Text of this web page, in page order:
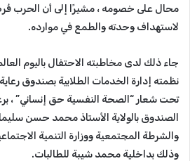
محال على خصومه ، مشيرًا إلى أن الحرب
لاستهداف وحدته والطمع في موارده.
جاء ذلك لدى مخاطبته الاحتفال باليوم
نظمته إدارة الخدمات الطلابية بصندوق رعاية
تحت شعار “الصحة النفسية حق إنساني” ،
الصندوق بالولاية الأستاذ محمد حسن
والشرطة المجتمعية ووزارة التنمية
وذلك بداخلية محمد شيبة للطالبات.